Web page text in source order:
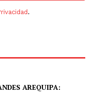
.
AREQUIPA: